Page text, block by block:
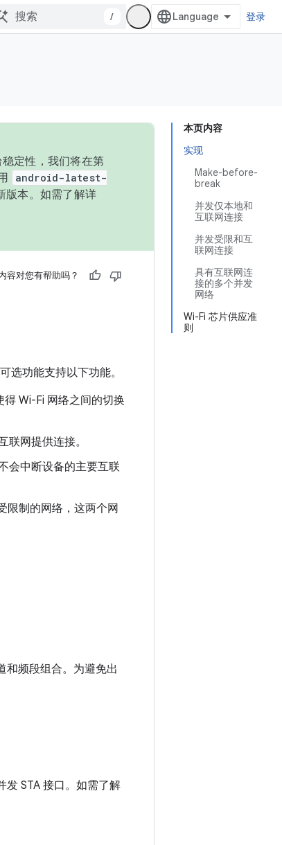
/ 登录
本页内容
实现
Make-before-
break
并发仅本地和
互联网连接
并发受限和互
联网连接
具有互联网连
接的多个并发
网络
Wi-Fi 芯片供应准
则
定性，我们将在第
android-latest-
版本。如需了解详
容对您有帮助吗？
选功能支持以下功能。
得 Wi-Fi 网络之间的切换
网提供连接。
会中断设备的主要互联
限制的网络，这两个网
和频段组合。为避免出
发 STA 接口。如需了解